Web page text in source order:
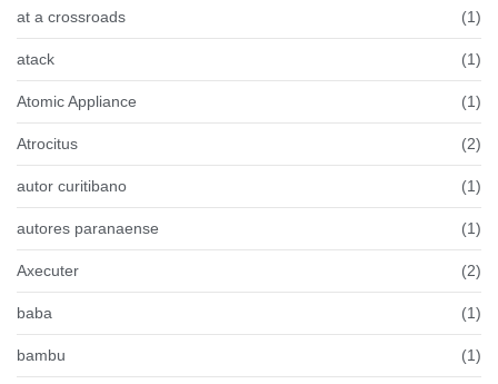
at a crossroads (1)
atack (1)
Atomic Appliance (1)
Atrocitus (2)
autor curitibano (1)
autores paranaense (1)
Axecuter (2)
baba (1)
bambu (1)